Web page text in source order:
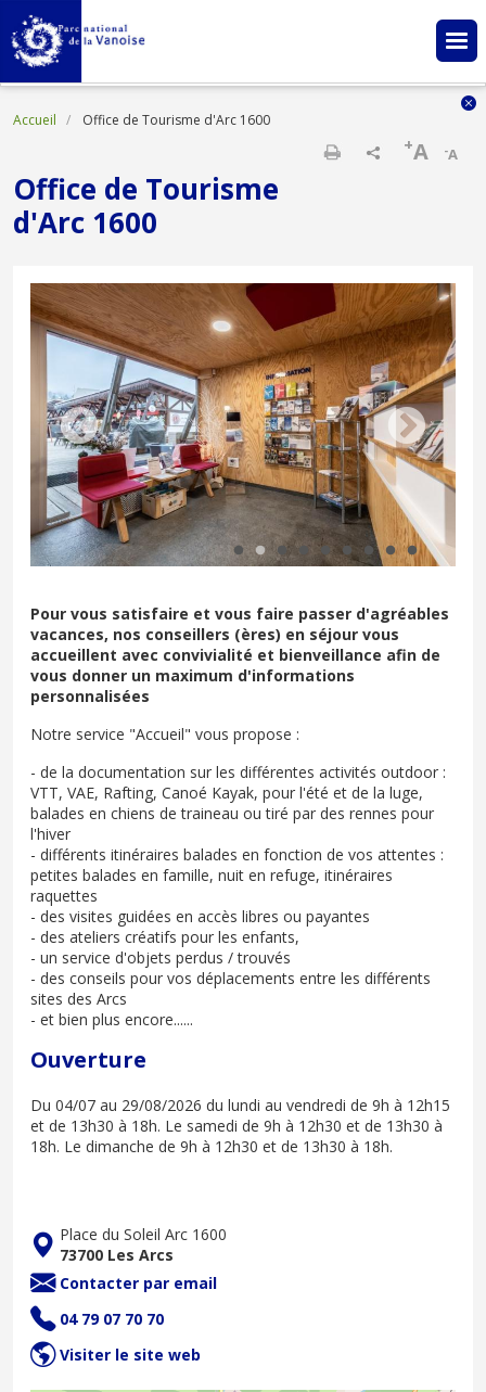
Aller au contenu principal
Fil d'Ariane
Accueil Office de Tourisme d'Arc 1600
-A
+A
Office de Tourisme
d'Arc 1600
Pour vous satisfaire et vous faire passer d'agréables
vacances, nos conseillers (ères) en séjour vous
accueillent avec convivialité et bienveillance afin de
vous donner un maximum d'informations
personnalisées
Notre service "Accueil" vous propose :
- de la documentation sur les différentes activités outdoor :
VTT, VAE, Rafting, Canoé Kayak, pour l'été et de la luge,
balades en chiens de traineau ou tiré par des rennes pour
l'hiver
- différents itinéraires balades en fonction de vos attentes :
petites balades en famille, nuit en refuge, itinéraires
raquettes
- des visites guidées en accès libres ou payantes
- des ateliers créatifs pour les enfants,
- un service d'objets perdus / trouvés
- des conseils pour vos déplacements entre les différents
sites des Arcs
- et bien plus encore......
Ouverture
Du 04/07 au 29/08/2026 du lundi au vendredi de 9h à 12h15
et de 13h30 à 18h. Le samedi de 9h à 12h30 et de 13h30 à
18h. Le dimanche de 9h à 12h30 et de 13h30 à 18h.
Place du Soleil Arc 1600
73700 Les Arcs
Contacter par email
04 79 07 70 70
Visiter le site web